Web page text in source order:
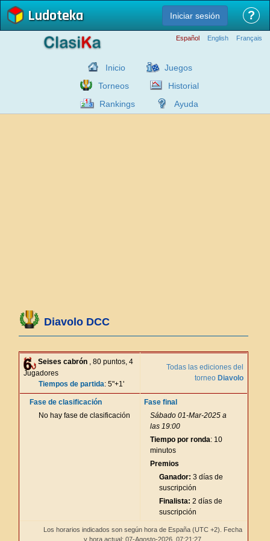
Ludoteka Iniciar sesión ?
Español English Français
Inicio
Juegos
Torneos
Historial
Rankings
Ayuda
Diavolo DCC
Seises cabrón , 80 puntos, 4
Jugadores
Tiempos de partida: 5"+1'
Todas las ediciones del
torneo Diavolo
Fase de clasificación
No hay fase de clasificación
Fase final
Sábado 01-Mar-2025 a
las 19:00
Tiempo por ronda: 10
minutos
Premios
Ganador: 3 días de
suscripción
Finalista: 2 días de
suscripción
Los horarios indicados son según hora de España (UTC +2). Fecha
y hora actual: 07-Agosto-2026, 07:21:27